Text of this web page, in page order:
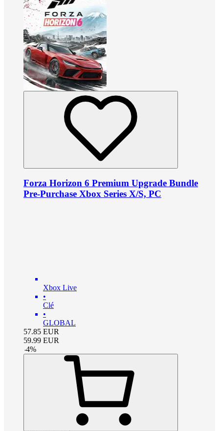
Forza Horizon 6 Premium Upgrade Bundle
Pre-Purchase Xbox Series X/S, PC
Xbox Live
•
Clé
•
GLOBAL
57.85 EUR
59.99 EUR
-4%